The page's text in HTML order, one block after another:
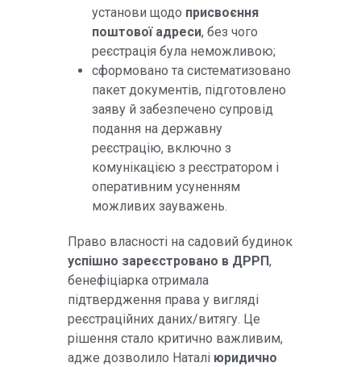
установи щодо присвоєння
поштової адреси, без чого
реєстрація була неможливою;
сформовано та систематизовано
пакет документів, підготовлено
заяву й забезпечено супровід
подання на державну
реєстрацію, включно з
комунікацією з реєстратором і
оперативним усуненням
можливих зауважень.
Право власності на садовий будинок
успішно зареєстровано в ДРРП,
бенефіціарка отримала
підтвердження права у вигляді
реєстраційних даних/витягу. Це
рішення стало критично важливим,
адже дозволило Наталі юридично